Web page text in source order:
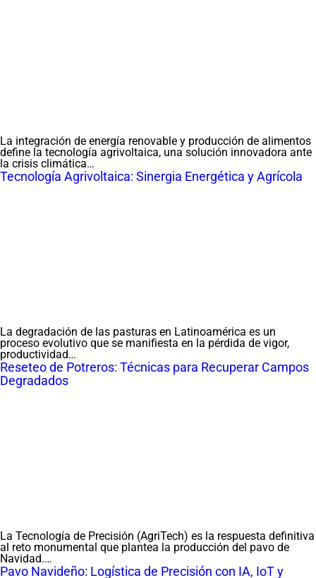
La integración de energía renovable y producción de alimentos
define la tecnología agrivoltaica, una solución innovadora ante
la crisis climática…
Tecnología Agrivoltaica: Sinergia Energética y Agrícola
La degradación de las pasturas en Latinoamérica es un
proceso evolutivo que se manifiesta en la pérdida de vigor,
productividad…
Reseteo de Potreros: Técnicas para Recuperar Campos
Degradados
La Tecnología de Precisión (AgriTech) es la respuesta definitiva
al reto monumental que plantea la producción del pavo de
Navidad.…
Pavo Navideño: Logística de Precisión con IA, IoT y